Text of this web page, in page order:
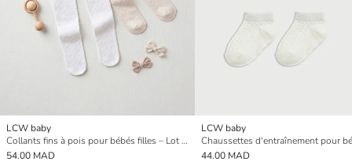
LCW baby
Collants fins à pois pour bébés filles – Lot de 2
54.00 MAD
LCW baby
44.00 MAD